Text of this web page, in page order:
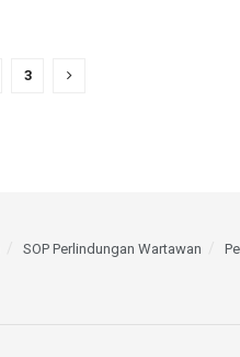
3
SOP Perlindungan Wartawan